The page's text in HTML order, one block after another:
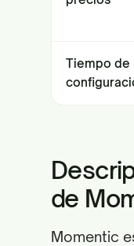
Tiempo de
de
Momentic